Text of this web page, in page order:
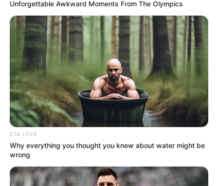
(foto: instagram/anggikabolsterli)
8. Bahagia banget ya saat berfoto dengan 2 anjingnya
Unforgettable Awkward Moments From The Olympics
CTA LOVE
Why everything you thought you knew about water might be
wrong